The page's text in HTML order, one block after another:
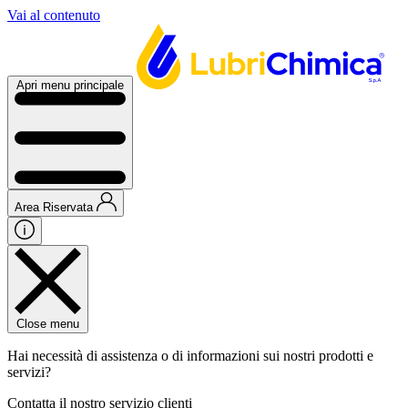
Vai al contenuto
Apri menu principale
Area Riservata
Close menu
Hai necessità di assistenza o di informazioni sui nostri prodotti e
servizi?
Contatta il nostro servizio clienti